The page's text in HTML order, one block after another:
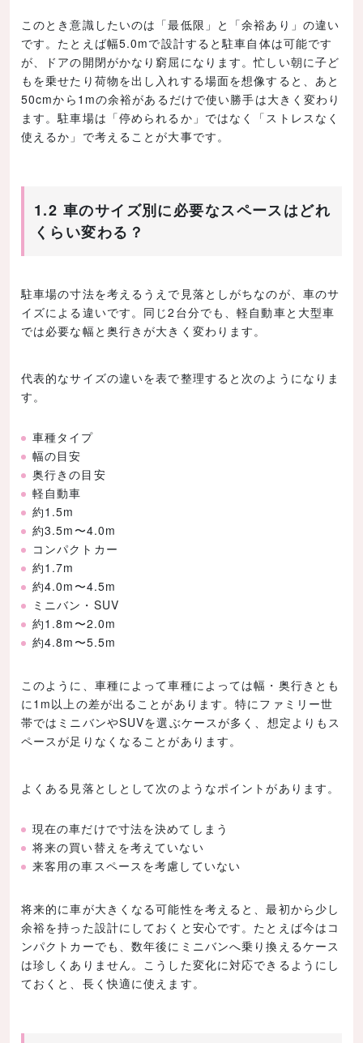
このとき意識したいのは「最低限」と「余裕あり」の違い
です。たとえば幅5.0mで設計すると駐車自体は可能です
が、ドアの開閉がかなり窮屈になります。忙しい朝に子ど
もを乗せたり荷物を出し入れする場面を想像すると、あと
50cmから1mの余裕があるだけで使い勝手は大きく変わり
ます。駐車場は「停められるか」ではなく「ストレスなく
使えるか」で考えることが大事です。
1.2 車のサイズ別に必要なスペースはどれ
くらい変わる？
駐車場の寸法を考えるうえで見落としがちなのが、車のサ
イズによる違いです。同じ2台分でも、軽自動車と大型車
では必要な幅と奥行きが大きく変わります。
代表的なサイズの違いを表で整理すると次のようになりま
す。
車種タイプ
幅の目安
奥行きの目安
軽自動車
約1.5m
約3.5m〜4.0m
コンパクトカー
約1.7m
約4.0m〜4.5m
ミニバン・SUV
約1.8m〜2.0m
約4.8m〜5.5m
このように、車種によって車種によっては幅・奥行きとも
に1m以上の差が出ることがあります。特にファミリー世
帯ではミニバンやSUVを選ぶケースが多く、想定よりもス
ペースが足りなくなることがあります。
よくある見落としとして次のようなポイントがあります。
現在の車だけで寸法を決めてしまう
将来の買い替えを考えていない
来客用の車スペースを考慮していない
将来的に車が大きくなる可能性を考えると、最初から少し
余裕を持った設計にしておくと安心です。たとえば今はコ
ンパクトカーでも、数年後にミニバンへ乗り換えるケース
は珍しくありません。こうした変化に対応できるようにし
ておくと、長く快適に使えます。